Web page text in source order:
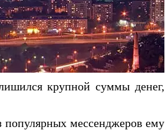
крупной суммы денег,
популярных мессенджеров ему